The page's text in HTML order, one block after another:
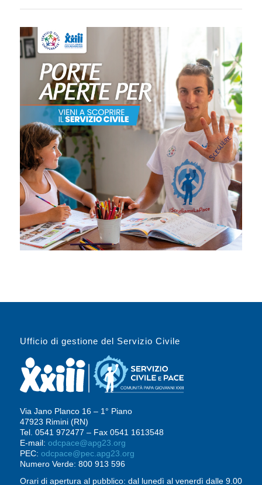
Ufficio di gestione del Servizio Civile
Via Jano Planco 16 – 1° Piano
47923 Rimini (RN)
Tel. 0541 972477 – Fax 0541 1613548
E-mail: odcpace@apg23.org
PEC: odcpace@pec.apg23.org
Numero Verde: 800 913 596
Orari di apertura al pubblico: dal lunedì al venerdì dalle 9.00